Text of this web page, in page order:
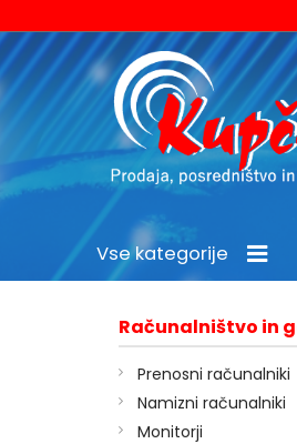
Vse kategorije
Računalništvo in
Prenosni računalniki
Namizni računalniki
Monitorji